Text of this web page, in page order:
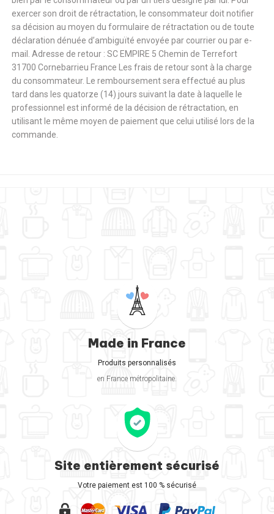
exercer son droit de rétractation, le consommateur doit notifier
sa décision au moyen du formulaire de rétractation ou de toute
déclaration dénuée d’ambiguïté envoyée par courrier ou par e-
mail. Adresse de retour : SC EMPIRE 5 Chemin de Terrefort
31700 Cornebarrieu France Les frais de retour sont à la charge
du consommateur. Le remboursement sera effectué au plus
tard dans les quatorze (14) jours suivant la date à laquelle le
professionnel est informé de la décision de rétractation, en
utilisant le même moyen de paiement que celui utilisé lors de la
commande.
Made in France
Produits personnalisés
en France métropolitaine.
Site entièrement sécurisé
Votre paiement est 100 % sécurisé